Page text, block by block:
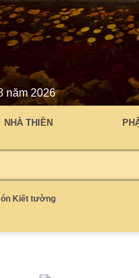
năm 2026
NHÀ THIỀN
Kiết tường